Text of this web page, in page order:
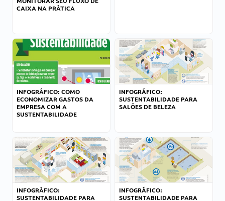
CAIXA NA PRÁTICA
INFOGRÁFICO: COMO
ECONOMIZAR GASTOS DA
EMPRESA COM A
SUSTENTABILIDADE
INFOGRÁFICO:
SUSTENTABILIDADE PARA
SALÕES DE BELEZA
INFOGRÁFICO:
SUSTENTABILIDADE PARA
INFOGRÁFICO:
SUSTENTABILIDADE PARA